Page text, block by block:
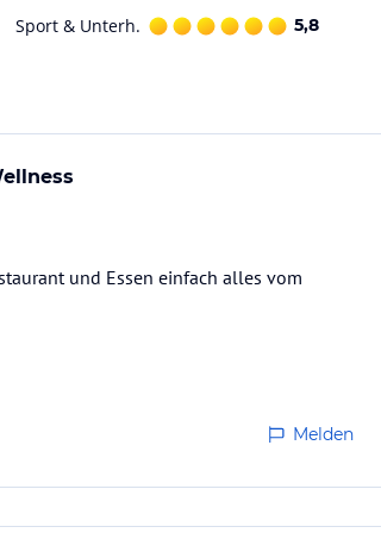
Sport & Unterh. 5,8
und Essen einfach alles vom
Melden